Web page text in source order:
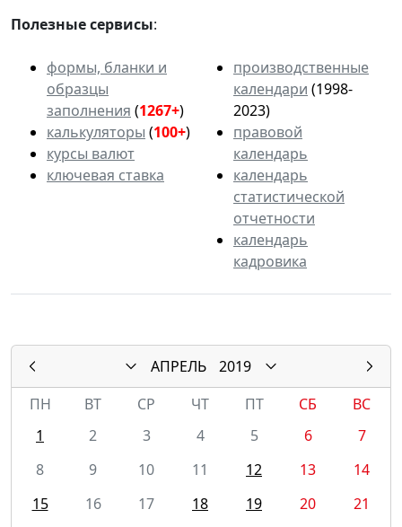
Полезные сервисы:
формы, бланки и
образцы
заполнения (1267+)
калькуляторы (100+)
курсы валют
ключевая ставка
производственные
календари (1998-
2023)
правовой
календарь
календарь
статистической
отчетности
календарь
кадровика
АПРЕЛЬ
2019
ПН
ВТ СР ЧТ ПТ СБ
ВС
1
2 3 4 5 6
7
8
9 10 11 12 13
14
15
16 17 18 19 20
21